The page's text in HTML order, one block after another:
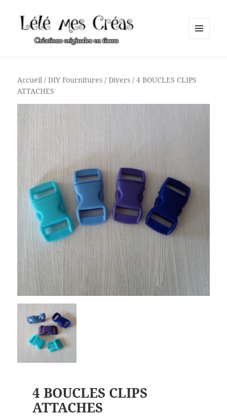
Accueil /DIY Fournitures /Divers / 4 BOUCLES CLIPS
ATTACHES
4 BOUCLES CLIPS
ATTACHES